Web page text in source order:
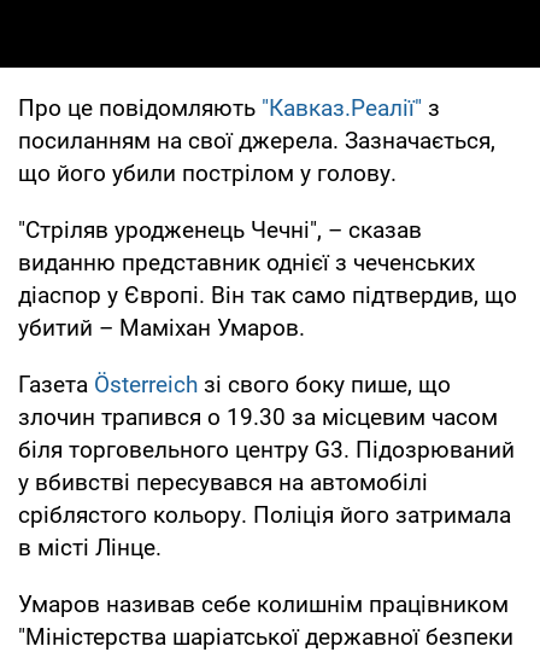
Про це повідомляють "Кавказ.Реалії" з
посиланням на свої джерела. Зазначається,
що його убили пострілом у голову.
"Стріляв уродженець Чечні", – сказав
виданню представник однієї з чеченських
діаспор у Європі. Він так само підтвердив, що
убитий – Маміхан Умаров.
Газета Österreich зі свого боку пише, що
злочин трапився о 19.30 за місцевим часом
біля торговельного центру G3. Підозрюваний
у вбивстві пересувався на автомобілі
сріблястого кольору. Поліція його затримала
в місті Лінце.
Умаров називав себе колишнім працівником
"Міністерства шаріатської державної безпеки